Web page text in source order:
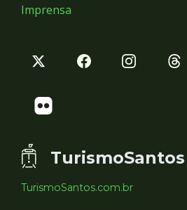
Imprensa
TurismoSantos
TurismoSantos.com.br